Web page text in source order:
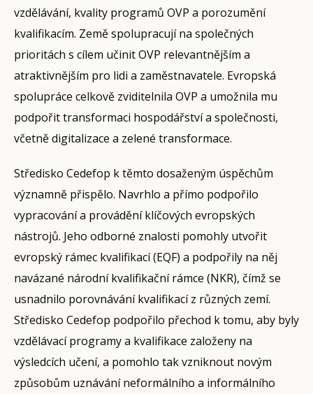
vzdělávání, kvality programů OVP a porozumění
kvalifikacím. Země spolupracují na společných
prioritách s cílem učinit OVP relevantnějším a
atraktivnějším pro lidi a zaměstnavatele. Evropská
spolupráce celkově zviditelnila OVP a umožnila mu
podpořit transformaci hospodářství a společnosti,
včetně digitalizace a zelené transformace.
Středisko Cedefop k těmto dosaženým úspěchům
významně přispělo. Navrhlo a přímo podpořilo
vypracování a provádění klíčových evropských
nástrojů. Jeho odborné znalosti pomohly utvořit
evropský rámec kvalifikací (EQF) a podpořily na něj
navázané národní kvalifikační rámce (NKR), čímž se
usnadnilo porovnávání kvalifikací z různých zemí.
Středisko Cedefop podpořilo přechod k tomu, aby byly
vzdělávací programy a kvalifikace založeny na
výsledcích učení, a pomohlo tak vzniknout novým
způsobům uznávání neformálního a informálního